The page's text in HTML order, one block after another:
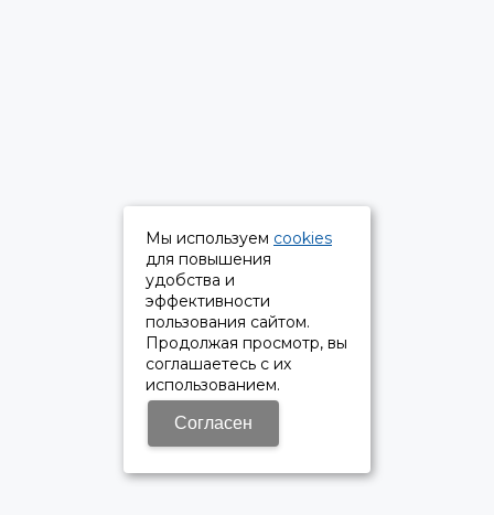
Мы используем cookies
для повышения
удобства и
эффективности
пользования сайтом.
Продолжая просмотр, вы
соглашаетесь с их
использованием.
Согласен